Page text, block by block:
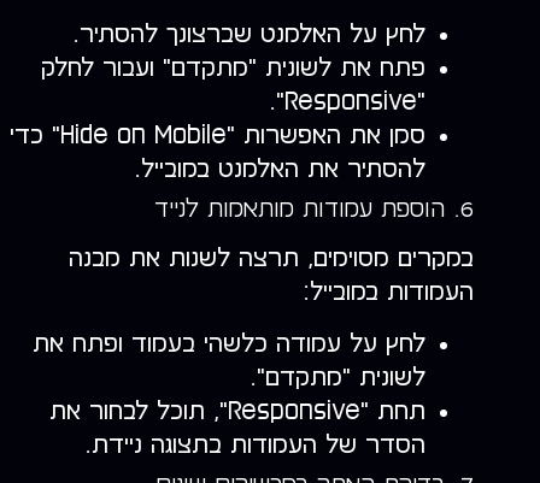
לחץ על האלמנט שברצונך להסתיר.
פתח את לשונית "מתקדם" ועבור לחלק
"Responsive".
סמן את האפשרות "Hide on Mobile" כדי
להסתיר את האלמנט במובייל.
6. הוספת עמודות מותאמות לנייד
במקרים מסוימים, תרצה לשנות את מבנה
העמודות במובייל:
לחץ על עמודה כלשהי בעמוד ופתח את
לשונית "מתקדם".
תחת "Responsive", תוכל לבחור את
הסדר של העמודות בתצוגה ניידת.